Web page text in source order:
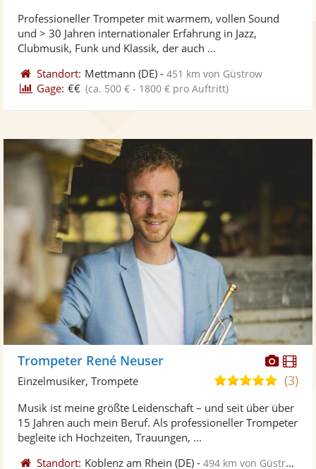
5
Professioneller Trompeter mit warmem, vollen Sound
und > 30 Jahren internationaler Erfahrung in Jazz,
Clubmusik, Funk und Klassik, der auch ...
Standort: Mettmann (DE) -451 km von Güstrow
Gage: €€ (ca. 500 € - 1800 € pro Auftritt)
Fotos
Trompeter René Neuser
5,0
5
(3)
Einzelmusiker, Trompete
Musik ist meine größte Leidenschaft – und seit über über
15 Jahren auch mein Beruf. Als professioneller Trompeter
begleite ich Hochzeiten, Trauungen, ...
Standort: Koblenz am Rhein (DE) -494 km von Güstrow